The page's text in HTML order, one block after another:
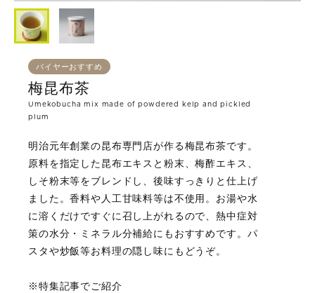
バイヤーおすすめ
梅昆布茶
Umekobucha mix made of powdered kelp and pickled
plum
明治元年創業の昆布専門店が作る梅昆布茶です。
原料を指定した昆布エキスと粉末、梅酢エキス、
しそ粉末等をブレンドし、後味すっきりと仕上げ
ました。香料や人工甘味料等は不使用。お湯や水
に溶くだけですぐに召し上がれるので、熱中症対
策の水分・ミネラル分補給にもおすすめです。パ
スタや炒飯等お料理の隠し味にもどうぞ。
※特集記事でご紹介